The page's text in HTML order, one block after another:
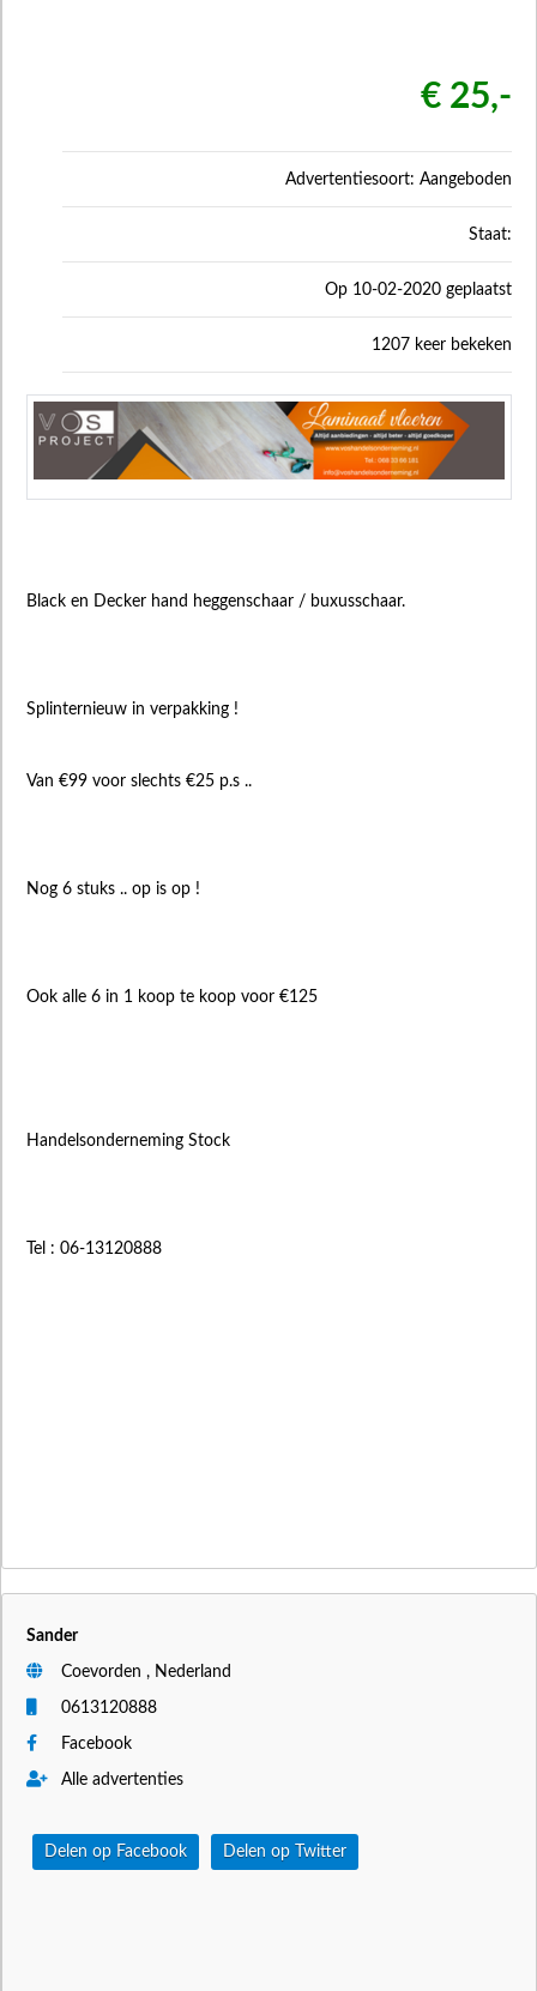
€ 25,-
Advertentiesoort: Aangeboden
Staat:
Op 10-02-2020 geplaatst
1207 keer bekeken
Black en Decker hand heggenschaar / buxusschaar.
Splinternieuw in verpakking !
Van €99 voor slechts €25 p.s ..
Nog 6 stuks .. op is op !
Ook alle 6 in 1 koop te koop voor €125
Handelsonderneming Stock
Tel : 06-13120888
Sander
Coevorden , Nederland
0613120888
Facebook
Alle advertenties
Delen op Facebook Delen op Twitter